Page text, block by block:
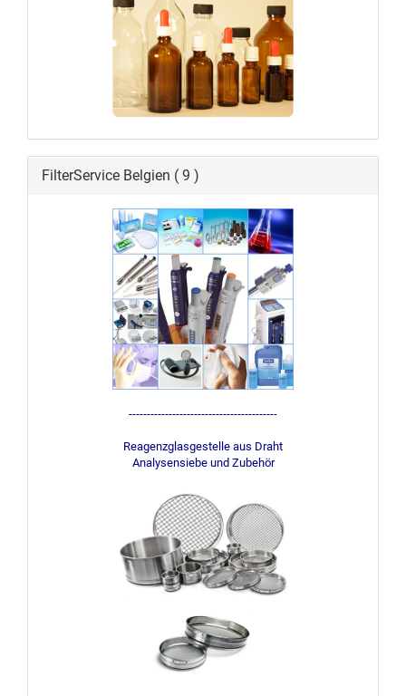
FilterService Belgien ( 9 )
-----------------------------------------
Reagenzglasgestelle aus Draht
Analysensiebe und Zubehör